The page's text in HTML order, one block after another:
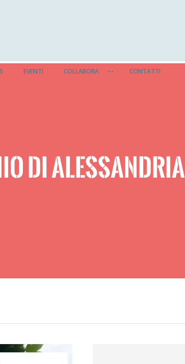
EVENTI COLLABORA CONTATTI
DI ALESSANDRIA